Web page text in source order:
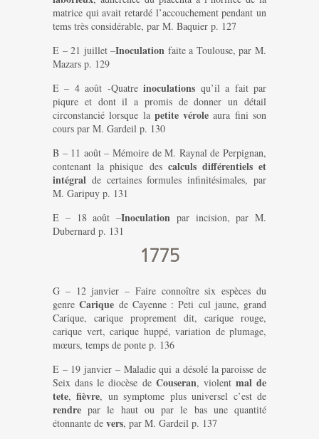
matrice qui avait retardé l’accouchement pendant un
tems très considérable, par M. Baquier p. 127
E – 21 juillet –Inoculation faite a Toulouse, par M.
Mazars p. 129
E – 4 août -Quatreinoculations qu’il a fait par
piqure et dont il a promis de donner un détail
circonstancié lorsque la petite vérole aura fini son
cours par M. Gardeil p. 130
B – 11 août – Mémoire de M. Raynal de Perpignan,
contenant la phisique des calculs différentiels et
intégral de certaines formules infinitésimales, par
M. Garipuy p. 131
E – 18 août –Inoculation par incision, par M.
Dubernard p. 131
1775
G – 12 janvier – Faire connoître six espèces du
genreCarique de Cayenne : Peti cul jaune, grand
Carique, carique proprement dit, carique rouge,
carique vert, carique huppé, variation de plumage,
mœurs, temps de ponte p. 136
E – 19 janvier – Maladie qui a désolé la paroisse de
Seix dans le diocèse de Couseran, violent mal de
tete,fièvre, un symptome plus universel c’est de
rendre par le haut ou par le bas une quantité
étonnante de vers, par M. Gardeil p. 137